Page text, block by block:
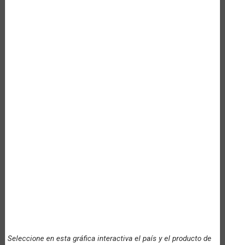
Seleccione en esta gráfica interactiva el país y el producto de